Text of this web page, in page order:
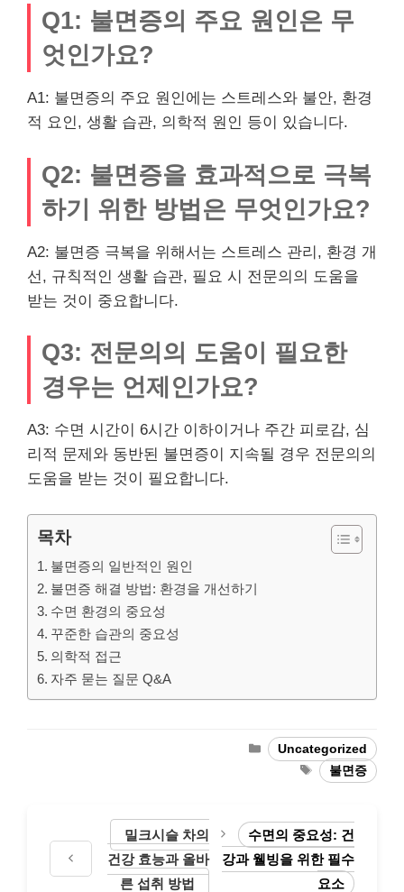
Q1: 불면증의 주요 원인은 무
엇인가요?
A1: 불면증의 주요 원인에는 스트레스와 불안, 환경
적 요인, 생활 습관, 의학적 원인 등이 있습니다.
Q2: 불면증을 효과적으로 극복
하기 위한 방법은 무엇인가요?
A2: 불면증 극복을 위해서는 스트레스 관리, 환경 개
선, 규칙적인 생활 습관, 필요 시 전문의의 도움을
받는 것이 중요합니다.
Q3: 전문의의 도움이 필요한
경우는 언제인가요?
A3: 수면 시간이 6시간 이하이거나 주간 피로감, 심
리적 문제와 동반된 불면증이 지속될 경우 전문의의
도움을 받는 것이 필요합니다.
목차
불면증의 일반적인 원인
불면증 해결 방법: 환경을 개선하기
수면 환경의 중요성
꾸준한 습관의 중요성
의학적 접근
자주 묻는 질문 Q&A
Categories
Uncategorized
Tags불면증
밀크시슬 차의
건강 효능과 올바
른 섭취 방법
수면의 중요성: 건
강과 웰빙을 위한 필수
요소